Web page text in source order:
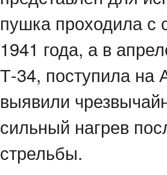
пушка проходила с
1941 года, а в
Т-34, поступила
выявили
сильный нагрев
стрельбы.